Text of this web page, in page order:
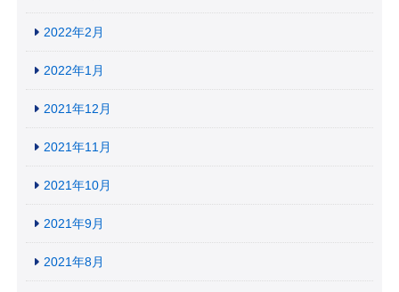
2022年2月
2022年1月
2021年12月
2021年11月
2021年10月
2021年9月
2021年8月